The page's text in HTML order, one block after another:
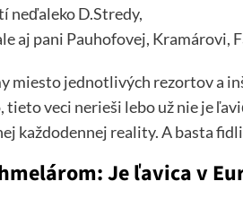
neďaleko D.Stredy,
aj pani Pauhofovej, Kramárovi,
miesto jednotlivých rezortov a
tieto veci nerieši lebo už nie je
každodennej reality. A basta
Je ľavica v